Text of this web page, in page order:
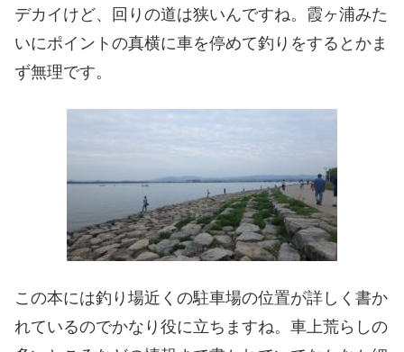
デカイけど、回りの道は狭いんですね。霞ヶ浦みた
いにポイントの真横に車を停めて釣りをするとかま
ず無理です。
この本には釣り場近くの駐車場の位置が詳しく書か
れているのでかなり役に立ちますね。車上荒らしの